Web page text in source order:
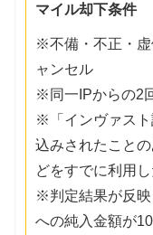
マイル却下条件
※不備・不正・虚
ャンセル
※同一IPからの2
※「インヴァスト
込みされたこと
どをすでに利用
※判定結果が反映
への純入金額が